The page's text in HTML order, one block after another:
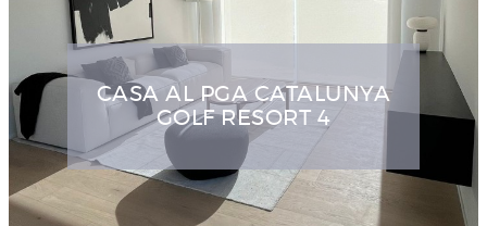
CASA AL PGA CATALUNYA
GOLF RESORT 4